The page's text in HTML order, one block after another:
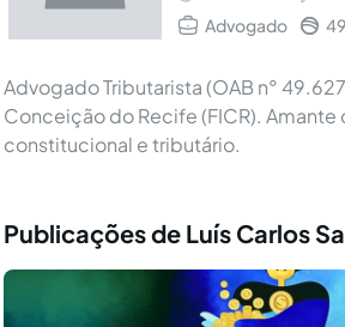
Advogado
Advogado Tributarista (OAB n°
Conceição do Recife (FICR).
constitucional e tributário.
Publicações de Luís Carlos